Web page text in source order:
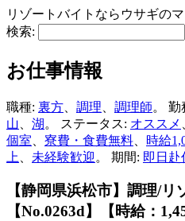
リゾートバイトならウサギの
検索:
お仕事情報
職種: 裏方 調理 調理師。 勤
山
湖 。 ステータス: オススメ
個室
寮費・食費無料 時給
上
未経験歓迎 。 期間: 即日赴
【静岡県浜松市】調理/
【No.0263d】【時給：